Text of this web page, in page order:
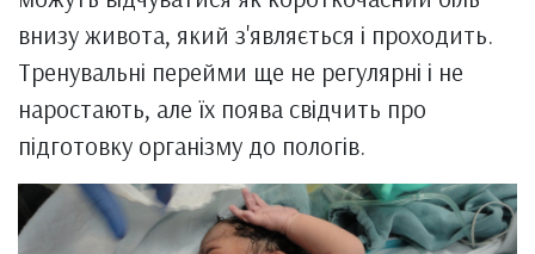
внизу живота, який з'являється і проходить.
Тренувальні перейми ще не регулярні і не
наростають, але їх поява свідчить про
підготовку організму до пологів.